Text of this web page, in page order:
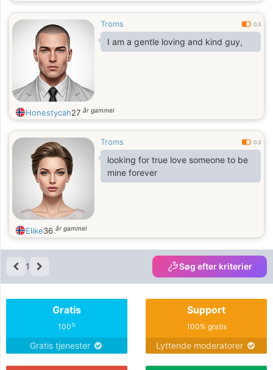
Troms 0.3
I am a gentle loving and kind guy,
Honestycah27 år gammel
Troms 0.3
looking for true love someone to be
mine forever
Elike36 år gammel
1 Søg efter kriterier
Gratis
100%
Gratis tjenester
Support
100% gratis
Lyttende moderatorer